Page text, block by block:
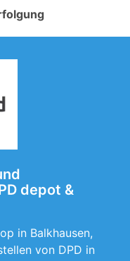
depot &
in Balkhausen,
von DPD in